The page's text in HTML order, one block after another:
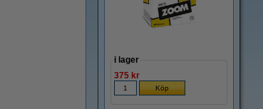
i lager
375 kr